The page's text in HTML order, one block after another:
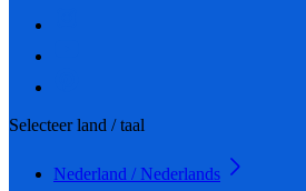
Selecteer land / taal
Nederland / Nederlands